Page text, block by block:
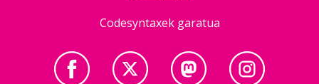
Codesyntaxek garatua